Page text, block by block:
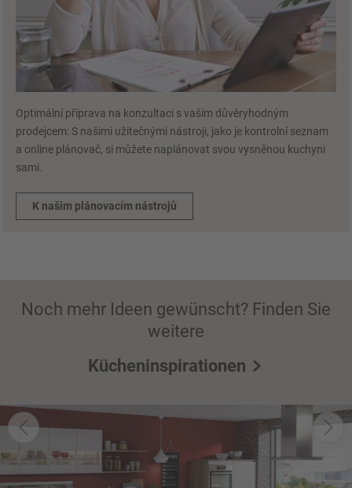
Optimální příprava na konzultaci s vaším důvěryhodným
prodejcem: S našimi užitečnými nástroji, jako je kontrolní seznam
a online plánovač, si můžete naplánovat svou vysněnou kuchyni
sami.
K našim plánovacím nástrojů
Noch mehr Ideen gewünscht? Finden Sie
weitere
Kücheninspirationen